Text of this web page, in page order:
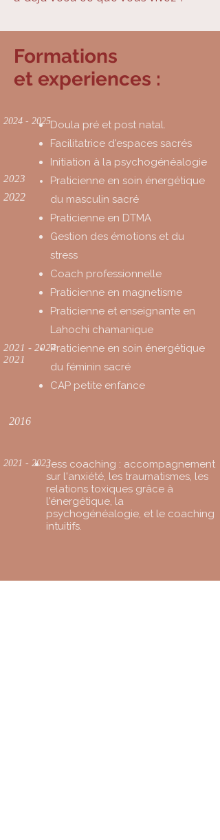
Formations
et experiences :
2024 - 2025Doula pré et post natal.
Facilitatrice d'espaces sacrés
Initiation à la psychogénéalogie​
Praticienne en soin énergétique
du masculin sacré
Praticienne en DTMA
Gestion des émotions et du
stress
Coach professionnelle
Praticienne en magnetisme
Praticienne et enseignante en
Lahochi chamanique
Praticienne en soin énergétique
du féminin sacré
CAP petite enfance
2023
2022
2021 - 2024
2021
2016
2021 - 2023Jess coaching : accompagnement
sur l'anxiété, les traumatismes, les
relations toxiques grâce à
l'énergétique, la
psychogénéalogie, et le coaching
intuitifs.